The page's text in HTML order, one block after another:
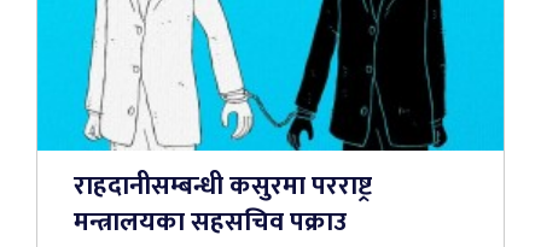
राहदानीसम्बन्धी कसुरमा परराष्ट्र
मन्त्रालयका सहसचिव पक्राउ